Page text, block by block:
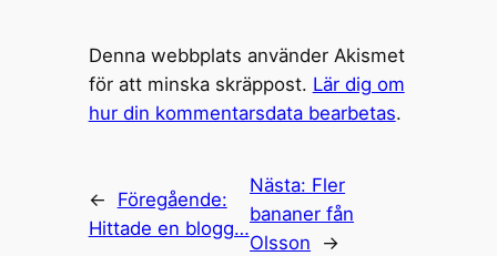
Denna webbplats använder Akismet
för att minska skräppost. Lär dig om
hur din kommentarsdata bearbetas.
←
Föregående:
Hittade en blogg…
Nästa: Fler
bananer fån
Olsson
→